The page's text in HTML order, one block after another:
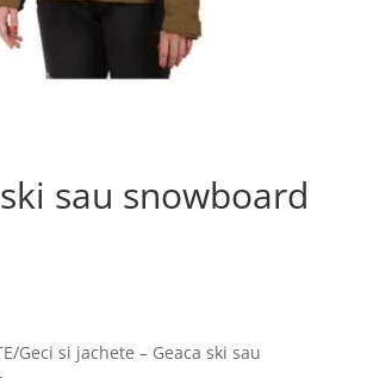
sau snowboard
Geci si jachete – Geaca ski sau